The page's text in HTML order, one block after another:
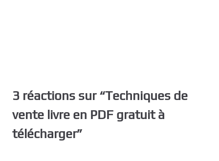
3 réactions sur “Techniques de
vente livre en PDF gratuit à
télécharger”